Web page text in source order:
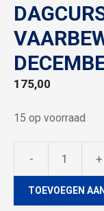
175,00
15 op voorraad
- +
TOEVOEGEN